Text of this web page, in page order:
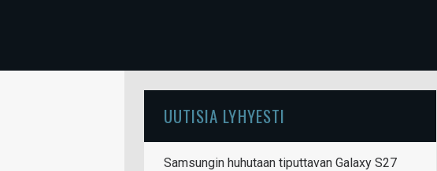
UUTISIA LYHYESTI
Samsungin huhutaan tiputtavan Galaxy S27